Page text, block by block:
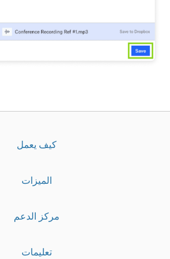
كيف يعمل
الميزات
مركز الدعم
تعليمات